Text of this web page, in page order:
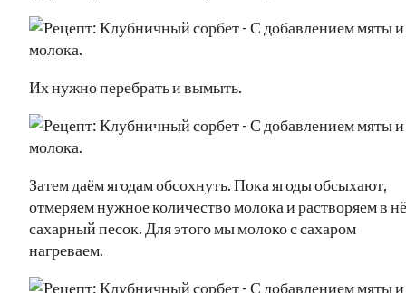
Их нужно перебрать и вымыть.
Затем даём ягодам обсохнуть. Пока ягоды обсыхают,
отмеряем нужное количество молока и растворяем в
сахарный песок. Для этого мы молоко с сахаром
нагреваем.